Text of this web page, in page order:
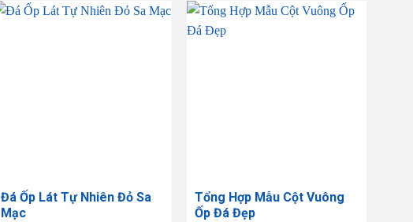
Đá Ốp Lát Tự Nhiên Đỏ Sa
Mạc
Tổng Hợp Mẫu Cột Vuông
Ốp Đá Đẹp